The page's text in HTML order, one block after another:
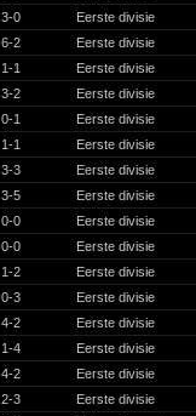
3-0
Eerste divisie
6-2
Eerste divisie
1-1
Eerste divisie
3-2
Eerste divisie
0-1
Eerste divisie
1-1
Eerste divisie
3-3
Eerste divisie
3-5
Eerste divisie
0-0
Eerste divisie
0-0
Eerste divisie
1-2
Eerste divisie
0-3
Eerste divisie
4-2
Eerste divisie
1-4
Eerste divisie
4-2
Eerste divisie
2-3
Eerste divisie